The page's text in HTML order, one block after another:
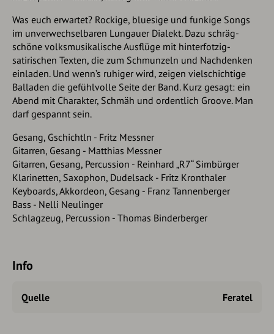
Was euch erwartet? Rockige, bluesige und funkige Songs
im unverwechselbaren Lungauer Dialekt. Dazu schräg-
schöne volksmusikalische Ausflüge mit hinterfotzig-
satirischen Texten, die zum Schmunzeln und Nachdenken
einladen. Und wenn’s ruhiger wird, zeigen vielschichtige
Balladen die gefühlvolle Seite der Band. Kurz gesagt: ein
Abend mit Charakter, Schmäh und ordentlich Groove. Man
darf gespannt sein.
Gesang, Gschichtln - Fritz Messner
Gitarren, Gesang - Matthias Messner
Gitarren, Gesang, Percussion - Reinhard „R7“ Simbürger
Klarinetten, Saxophon, Dudelsack - Fritz Kronthaler
Keyboards, Akkordeon, Gesang - Franz Tannenberger
Bass - Nelli Neulinger
Schlagzeug, Percussion - Thomas Binderberger
Info
Quelle Feratel